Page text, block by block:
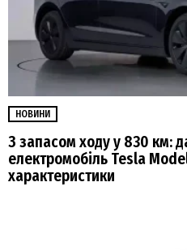
НОВИНИ
З запасом ходу у 830 км:
електромобіль Tesla
характеристики